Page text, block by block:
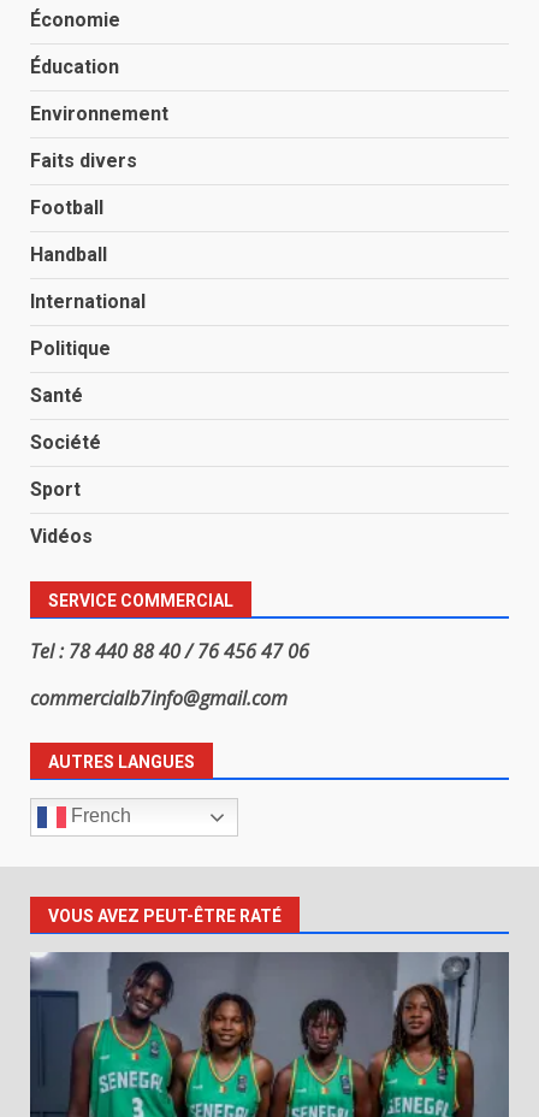
Économie
Éducation
Environnement
Faits divers
Football
Handball
International
Politique
Santé
Société
Sport
Vidéos
SERVICE COMMERCIAL
Tel : 78 440 88 40 / 76 456 47 06
commercialb7info@gmail.com
AUTRES LANGUES
French
VOUS AVEZ PEUT-ÊTRE RATÉ